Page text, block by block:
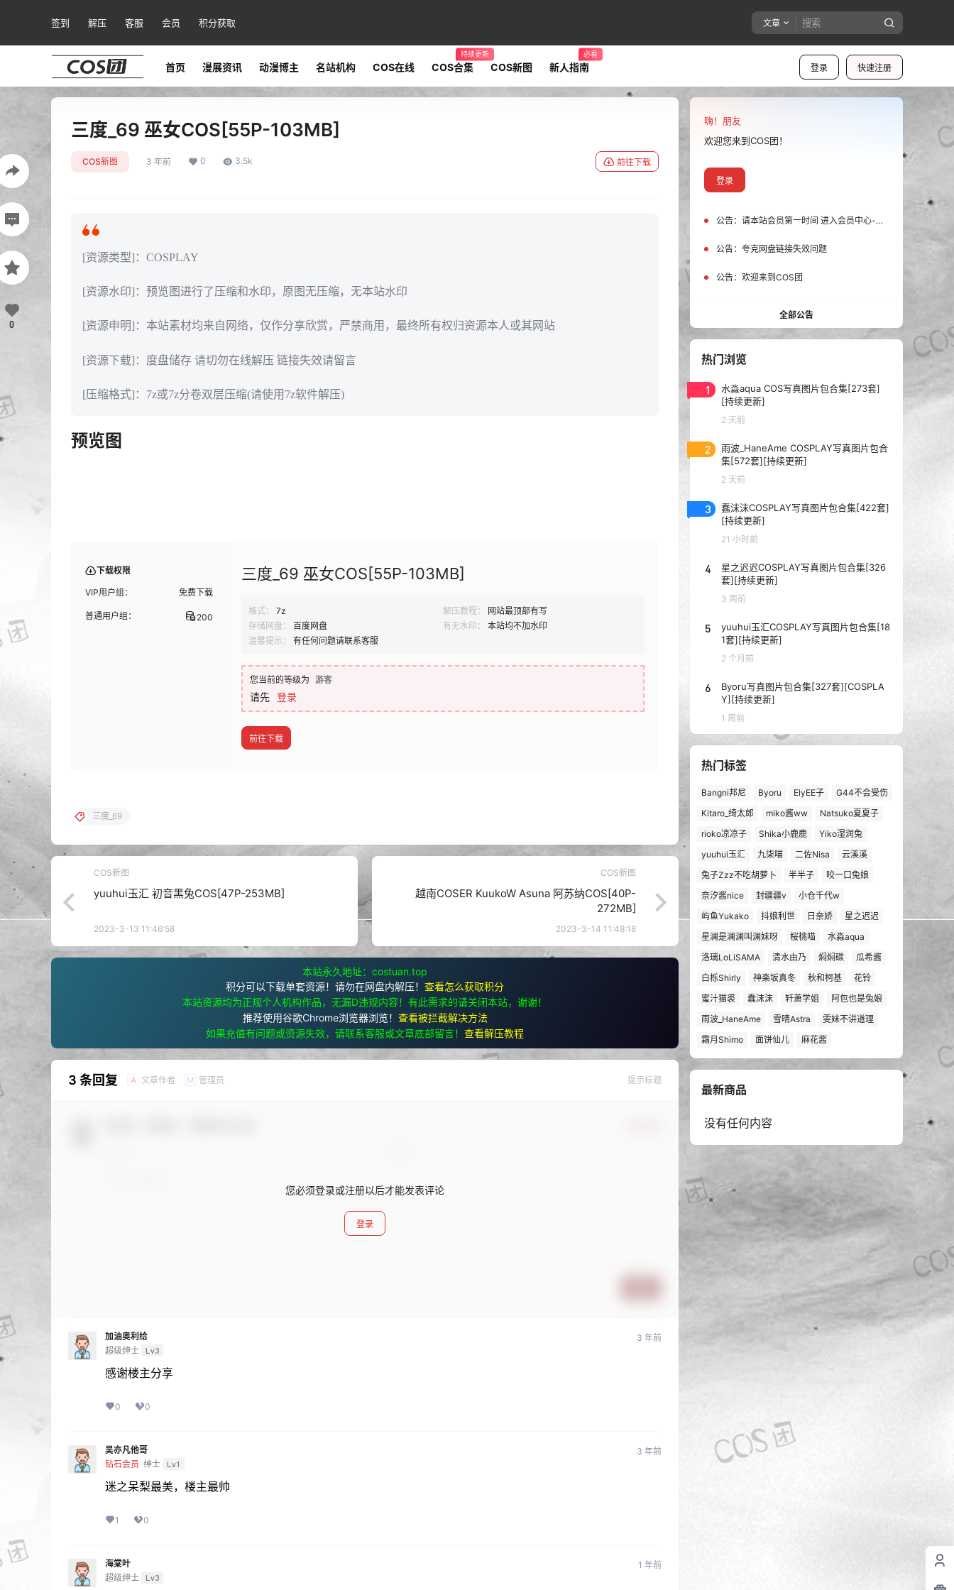
签到 解压 客服 会员 积分获取 文章
登录 快速注册
首页 漫展资讯 动漫博主 名站机构 COS在线 COS合集
持续更新
COS新图 新人指南
必看
三度_69 巫女COS[55P-103MB]
COS新图 3 年前 0 3.5k 前往下载
[资源类型]：COSPLAY
[资源水印]：预览图进行了压缩和水印，原图无压缩，无本站水印
[资源申明]：本站素材均来自网络，仅作分享欣赏，严禁商用，最终所有权归资源本人或其网站
[资源下载]：度盘储存 请切勿在线解压 链接失效请留言
[压缩格式]：7z或7z分卷双层压缩(请使用7z软件解压)
预览图
下载权限
VIP用户组： 免费下载
普通用户组： 200
三度_69 巫女COS[55P-103MB]
格式： 7z 解压教程：
网站最顶部有写
存储网盘：
百度网盘 有无水印：
本站均不加水印
温馨提示：
有任何问题请联系客服
您当前的等级为 游客
请先 登录
前往下载
0
三度_69
COS新图
yuuhui玉汇 初音黑兔COS[47P-253MB]
2023-3-13 11:46:58
COS新图
越南COSER KuukoW Asuna 阿苏纳COS[40P-
272MB]
2023-3-14 11:48:18
本站永久地址：costuan.top
积分可以下载单套资源！请勿在网盘内解压！ 查看怎么获取积分
本站资源均为正规个人机构作品，无漏D违规内容！有此需求的请关闭本站，谢谢！
推荐使用谷歌Chrome浏览器浏览！ 查看被拦截解决方法
如果充值有问题或资源失效，请联系客服或文章底部留言！ 查看解压教程
3 条回复 A 文章作者 M 管理员 提示标题
您必须登录或注册以后才能发表评论
登录
加油奥利给
超级绅士 Lv3
3 年前
感谢楼主分享
0 0
吴亦凡他哥
钻石会员 绅士 Lv1
3 年前
迷之呆梨最美，楼主最帅
1 0
海棠叶
超级绅士 Lv3
1 年前
嗨！朋友
欢迎您来到COS团！
登录
公告： 请本站会员第一时间 进入会员中心-我的设置中为您的账号绑定邮箱!
公告： 夸克网盘链接失效问题
公告： 欢迎来到COS团
全部公告
热门浏览
1
水淼aqua COS写真图片包合集[273套]
[持续更新]
2 天前
2
雨波_HaneAme COSPLAY写真图片包合
集[572套][持续更新]
2 天前
3
蠢沫沫COSPLAY写真图片包合集[422套]
[持续更新]
21 小时前
4
星之迟迟COSPLAY写真图片包合集[326
套][持续更新]
3 周前
5
yuuhui玉汇COSPLAY写真图片包合集[18
1套][持续更新]
2 个月前
6
Byoru写真图片包合集[327套][COSPLA
Y][持续更新]
1 周前
热门标签
Bangni邦尼 Byoru ElyEE子
G44不会受伤
Kitaro_绮太郎
miko酱ww
Natsuko夏夏子
rioko凉凉子
Shika小鹿鹿
Yiko湿润兔
yuuhui玉汇
九柒喵 二佐Nisa
云溪溪
兔子Zzz不吃胡萝卜
半半子
咬一口兔娘
奈汐酱nice
封疆疆v
小仓千代w
屿鱼Yukako
抖娘利世 日奈娇
星之迟迟
星澜是澜澜叫澜妹呀
桜桃喵
水淼aqua
洛璃LoLiSAMA
清水由乃 焖焖碳
瓜希酱
白栎Shirly
神楽坂真冬 秋和柯基
花铃
蜜汁猫裘
蠢沫沫 轩萧学姐
阿包也是兔娘
雨波_HaneAme
雪晴Astra
雯妹不讲道理
霜月Shimo
面饼仙儿 麻花酱
最新商品
没有任何内容